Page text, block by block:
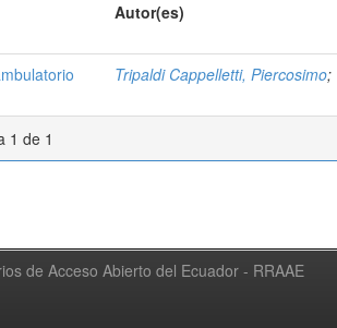
Autor(es)
Tripaldi Cappelletti, Piercosimo;
1 de 1
de Acceso Abierto del Ecuador - RRAAE